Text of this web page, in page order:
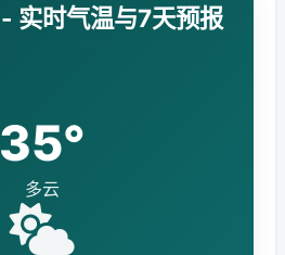
实时气温与7天预报
35°
多云